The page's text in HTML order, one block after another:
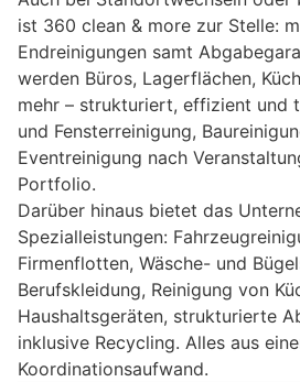
ist 360 clean & more zur Stelle:
Endreinigungen samt
werden Büros, Lagerflächen,
mehr – strukturiert, effizient und
und Fensterreinigung,
Eventreinigung nach
Portfolio.
Darüber hinaus bietet das
Spezialleistungen:
Firmenflotten, Wäsche- und
Berufskleidung, Reinigung von
Haushaltsgeräten, strukturierte
inklusive Recycling. Alles aus
Koordinationsaufwand.